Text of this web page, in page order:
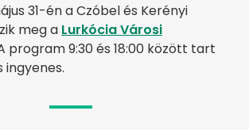
31-én a Czóbel és Kerényi
meg a Lurkócia Városi
program 9:30 és 18:00 között tart
ingyenes.